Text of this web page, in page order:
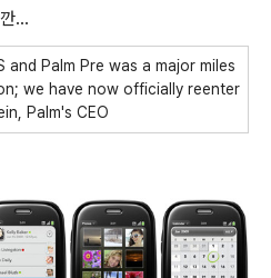
...
Palm Pre was a major miles
we have now officially reenter
Palm's CEO